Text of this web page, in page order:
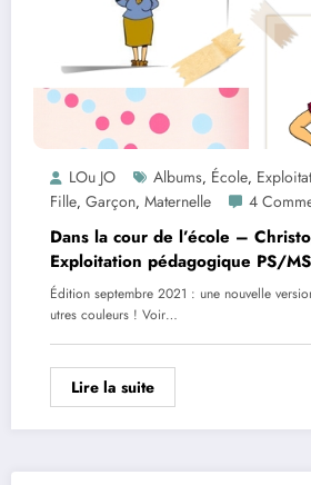
LOu JO Albums, École,
Fille, Garçon, Maternelle 4
Dans la cour de l’école –
Exploitation pédagogique PS/MS
Édition septembre 2021 : une nouvelle
utres couleurs ! Voir…
Lire la suite